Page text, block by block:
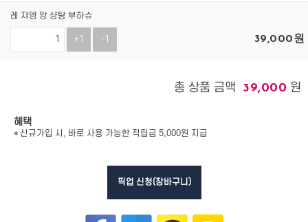
레 쟈뎅 앙 샹탕 부하슈
+1 -1 39,000원
총 상품 금액 39,000 원
혜택
* 신규가입 시, 바로 사용 가능한 적립금 5,000원 지급
픽업 신청(장바구니)